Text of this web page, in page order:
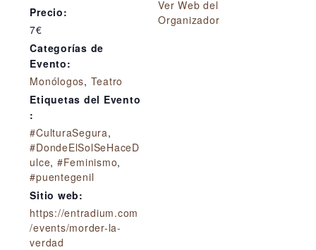
Precio:
7€
Categorías de
Evento:
Monólogos, Teatro
Etiquetas del Evento
:
#CulturaSegura,
#DondeElSolSeHaceD
ulce, #Feminismo,
#puentegenil
Sitio web:
https://entradium.com
/events/morder-la-
verdad
Ver Web del
Organizador